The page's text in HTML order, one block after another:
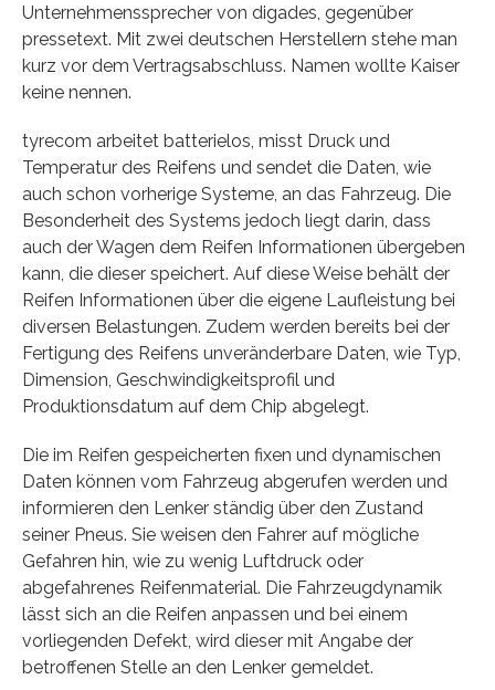
Unternehmenssprecher von digades, gegenüber
pressetext. Mit zwei deutschen Herstellern stehe man
kurz vor dem Vertragsabschluss. Namen wollte Kaiser
keine nennen.
tyrecom arbeitet batterielos, misst Druck und
Temperatur des Reifens und sendet die Daten, wie
auch schon vorherige Systeme, an das Fahrzeug. Die
Besonderheit des Systems jedoch liegt darin, dass
auch der Wagen dem Reifen Informationen übergeben
kann, die dieser speichert. Auf diese Weise behält der
Reifen Informationen über die eigene Laufleistung bei
diversen Belastungen. Zudem werden bereits bei der
Fertigung des Reifens unveränderbare Daten, wie Typ,
Dimension, Geschwindigkeitsprofil und
Produktionsdatum auf dem Chip abgelegt.
Die im Reifen gespeicherten fixen und dynamischen
Daten können vom Fahrzeug abgerufen werden und
informieren den Lenker ständig über den Zustand
seiner Pneus. Sie weisen den Fahrer auf mögliche
Gefahren hin, wie zu wenig Luftdruck oder
abgefahrenes Reifenmaterial. Die Fahrzeugdynamik
lässt sich an die Reifen anpassen und bei einem
vorliegenden Defekt, wird dieser mit Angabe der
betroffenen Stelle an den Lenker gemeldet.